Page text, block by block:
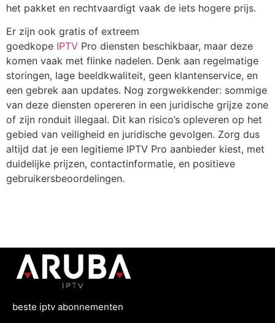
het pakket en rechtvaardigt vaak de iets hogere prijs.
Er zijn ook gratis of extreem
goedkope IPTV Pro diensten beschikbaar, maar deze
komen vaak met flinke nadelen. Denk aan regelmatige
storingen, lage beeldkwaliteit, geen klantenservice, en
een gebrek aan updates. Nog zorgwekkender: sommige
van deze diensten opereren in een juridische grijze zone
of zijn ronduit illegaal. Dit kan risico’s opleveren op het
gebied van veiligheid en juridische gevolgen. Zorg dus
altijd dat je een legitieme IPTV Pro aanbieder kiest, met
duidelijke prijzen, contactinformatie, en positieve
gebruikersbeoordelingen.
beste iptv abonnementen